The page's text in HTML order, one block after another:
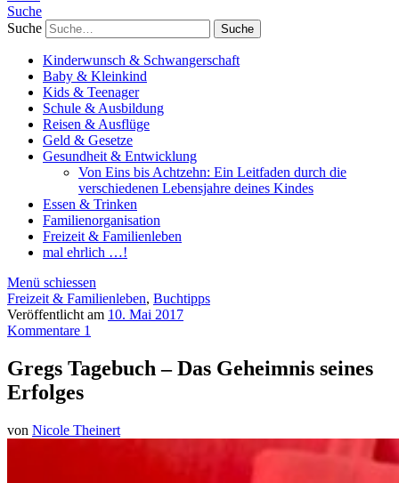
Suche
Suche
Kinderwunsch & Schwangerschaft
Baby & Kleinkind
Kids & Teenager
Schule & Ausbildung
Reisen & Ausflüge
Geld & Gesetze
Gesundheit & Entwicklung
Von Eins bis Achtzehn: Ein Leitfaden durch die
verschiedenen Lebensjahre deines Kindes
Essen & Trinken
Familienorganisation
Freizeit & Familienleben
mal ehrlich …!
Menü schiessen
Freizeit & Familienleben, Buchtipps
Veröffentlicht am 10. Mai 2017
Kommentare 1
Gregs Tagebuch – Das Geheimnis seines
Erfolges
von Nicole Theinert